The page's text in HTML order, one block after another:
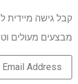
מבצעים מעולים